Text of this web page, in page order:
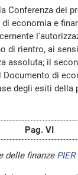
Conferenza dei
economia e
di rientro, ai
assoluta; il
di
degli esiti della
Pag. VI
delle finanze